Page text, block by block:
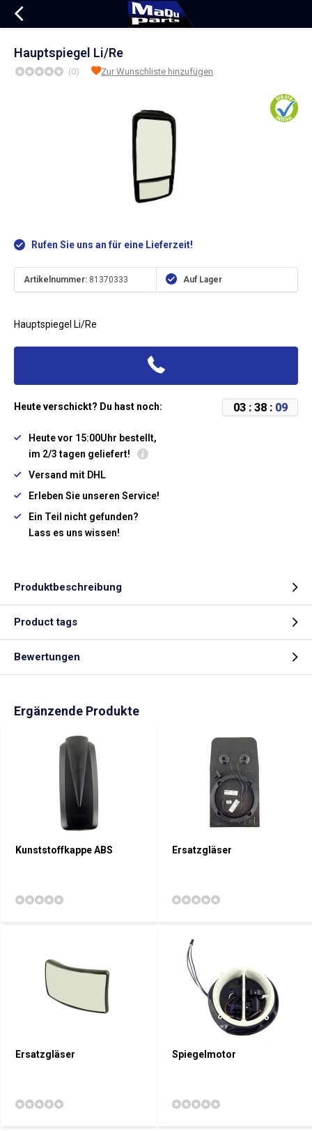
Hauptspiegel Li/Re
(0) Zur Wunschliste hinzufügen
Rufen Sie uns an für eine Lieferzeit!
Artikelnummer: 81370333 Auf Lager
Hauptspiegel Li/Re
Heute verschickt? Du hast noch: 03: 38: 08
Heute vor 15:00Uhr bestellt,
im 2/3 tagen geliefert!
Versand mit DHL
Erleben Sie unseren Service!
Ein Teil nicht gefunden?
Lass es uns wissen!
Produktbeschreibung
Product tags
Bewertungen
Ergänzende Produkte
Kunststoffkappe ABS Ersatzgläser
Ersatzgläser Spiegelmotor